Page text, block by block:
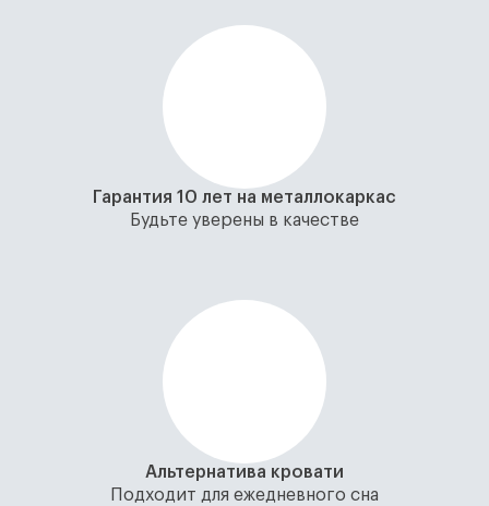
Гарантия 10 лет на металлокаркас
Будьте уверены в качестве
Альтернатива кровати
Подходит для ежедневного сна